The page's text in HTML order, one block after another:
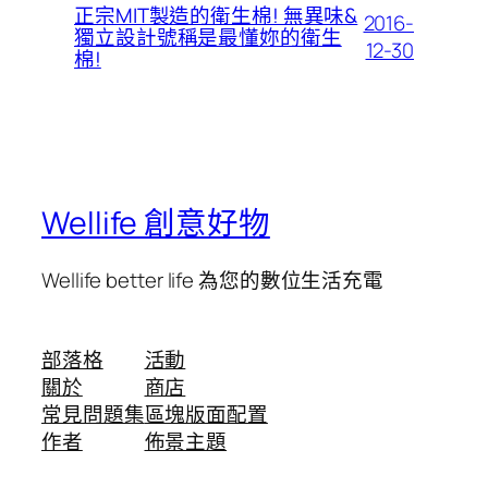
正宗MIT製造的衛生棉! 無異味&
獨立設計號稱是最懂妳的衛生
棉!
2016-
12-30
Wellife 創意好物
Wellife better life 為您的數位生活充電
部落格
關於
常見問題集
作者
活動
商店
區塊版面配置
佈景主題